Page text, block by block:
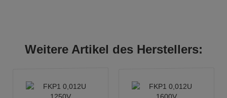
Weitere Artikel des Herstellers: